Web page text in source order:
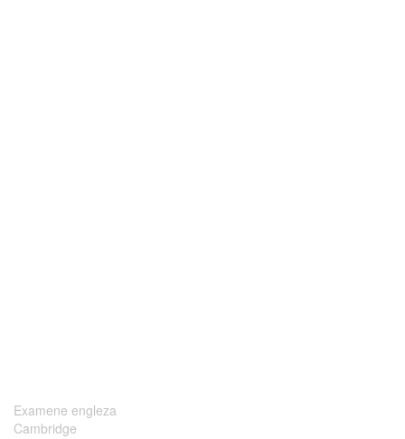
Examene engleza
Cambridge